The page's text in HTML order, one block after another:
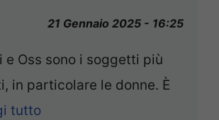
21 Gennaio 2025 - 16:25
e Oss sono i soggetti più
in particolare le donne. È
tutto